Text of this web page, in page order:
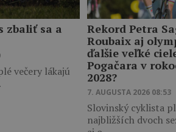
zbaliť sa a
večery lákajú
Rekord Petra
Roubaix aj
ďalšie veľké
Pogačara v
2028?
7. AUGUSTA 2026 08:53
Slovinský cyklista
najbližších dvoch